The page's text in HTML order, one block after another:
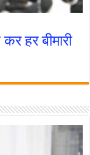
हर बीमारी